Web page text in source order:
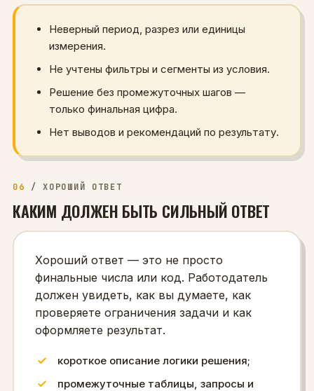
Неверный период, разрез или единицы
измерения.
Не учтены фильтры и сегменты из условия.
Решение без промежуточных шагов —
только финальная цифра.
Нет выводов и рекомендаций по результату.
06 /ХОРОШИЙ ОТВЕТ
КАКИМ ДОЛЖЕН БЫТЬ СИЛЬНЫЙ ОТВЕТ
Хороший ответ — это не просто
финальные числа или код. Работодатель
должен увидеть, как вы думаете, как
проверяете ограничения задачи и как
оформляете результат.
короткое описание логики решения;
промежуточные таблицы, запросы и